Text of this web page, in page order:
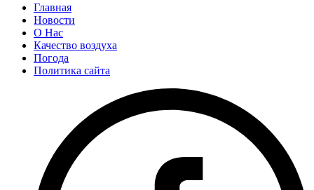
Главная
Новости
О Нас
Качество воздуха
Погода
Политика сайта